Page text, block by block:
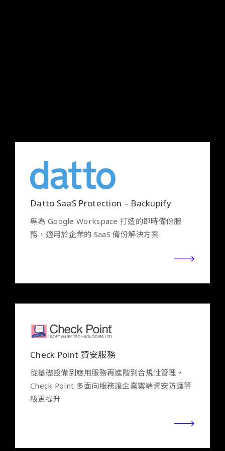
Datto SaaS Protection – Backupify
專為 Google Workspace 打造的即時備份服
務，適用於企業的 SaaS 備份解決方案
Check Point 資安服務
從基礎設備到應用服務再進階到合規性管理，
Check Point 多面向服務讓企業雲端資安防護等
級更提升